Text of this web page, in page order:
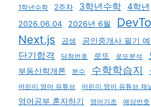
1학년수학 2주차 3학년수학 4학년
2026.06.04 2026년 6월
Next.js 곱셈 공인중개사 필기
단기합격 당첨번호 로또 로또분석
부동산학개론
분수 수학학습지
어린이 영어 유튜브
어린이 영어 유튜브 채
영어공부 혼자하기
영어기초 예상번호